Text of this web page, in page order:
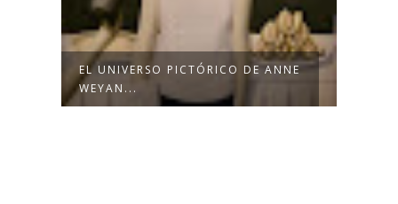
EL UNIVERSO PICTÓRICO DE ANNE
WEYAN...